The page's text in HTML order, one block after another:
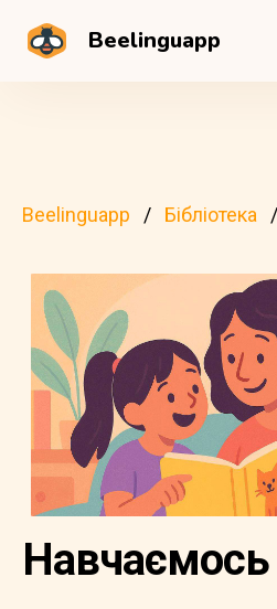
Beelinguapp
Beelinguapp Бібліотека